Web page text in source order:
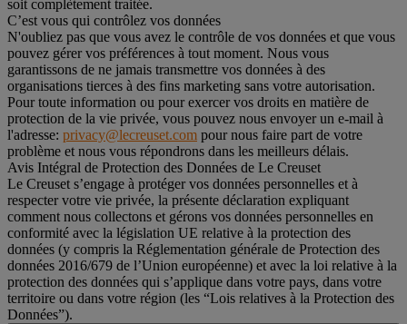
soit complètement traitée.
C’est vous qui contrôlez vos données
N'oubliez pas que vous avez le contrôle de vos données et que vous
pouvez gérer vos préférences à tout moment. Nous vous
garantissons de ne jamais transmettre vos données à des
organisations tierces à des fins marketing sans votre autorisation.
Pour toute information ou pour exercer vos droits en matière de
protection de la vie privée, vous pouvez nous envoyer un e-mail à
l'adresse: privacy@lecreuset.com pour nous faire part de votre
problème et nous vous répondrons dans les meilleurs délais.
Avis Intégral de Protection des Données de Le Creuset
Le Creuset s’engage à protéger vos données personnelles et à
respecter votre vie privée, la présente déclaration expliquant
comment nous collectons et gérons vos données personnelles en
conformité avec la législation UE relative à la protection des
données (y compris la Réglementation générale de Protection des
données 2016/679 de l’Union européenne) et avec la loi relative à la
protection des données qui s’applique dans votre pays, dans votre
territoire ou dans votre région (les “Lois relatives à la Protection des
Données”).